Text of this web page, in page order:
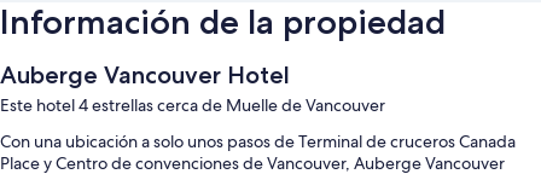
Información de la propiedad
Auberge Vancouver Hotel
Este hotel 4 estrellas cerca de Muelle de Vancouver
Con una ubicación a solo unos pasos de Terminal de cruceros Canada
Place y Centro de convenciones de Vancouver, Auberge Vancouver